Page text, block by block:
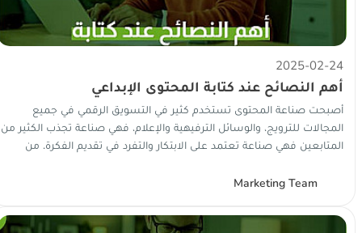
2025-02-24
أهم النصائح عند كتابة المحتوى الإبداعي
أصبحت صناعة المحتوى تستخدم كثير في التسويق الرقمي في جميع
المجالات للترويج، والوسائل الترفيهية والإعلام، فهي صناعة تجذب الكثير من
المتابعين فهي صناعة تعتمد على الابتكار والتفرد في تقديم الفكرة. من
Marketing Team